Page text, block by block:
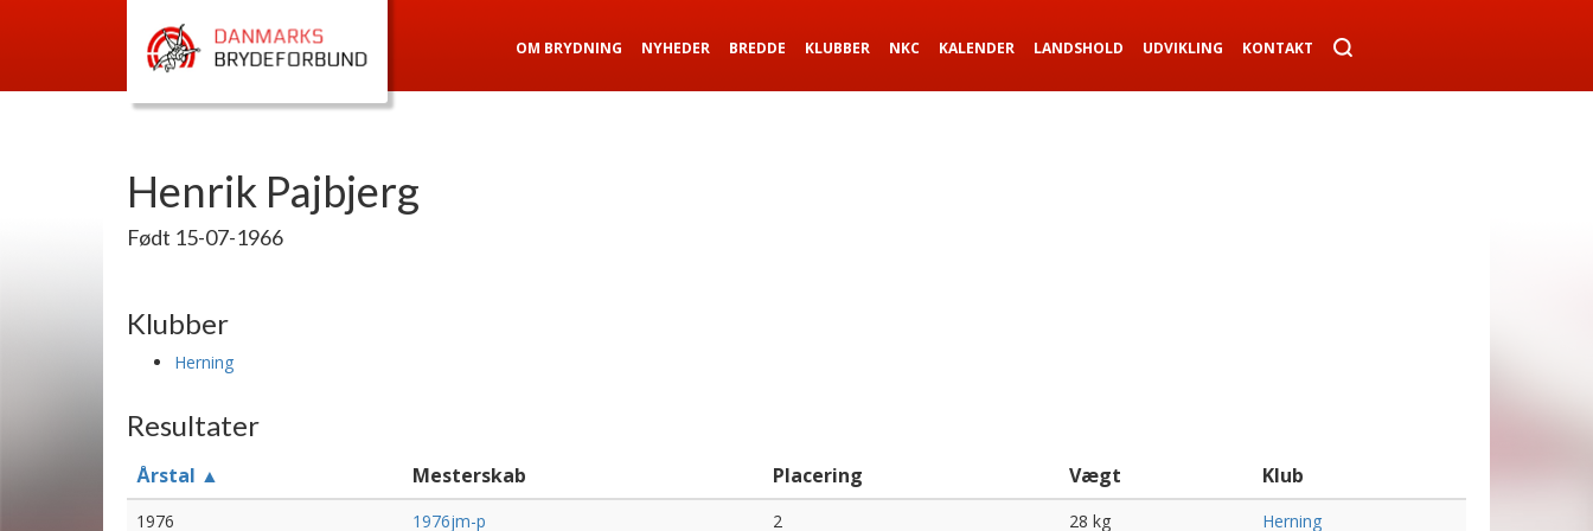
OM BRYDNING NYHEDER BREDDE KLUBBER NKC KALENDER LANDSHOLD UDVIKLING KONTAKT
Henrik Pajbjerg
Født 15-07-1966
Klubber
Herning
Resultater
Årstal ▲ Mesterskab Placering Vægt Klub
1976 1976jm-p 2 28 kg
Herning